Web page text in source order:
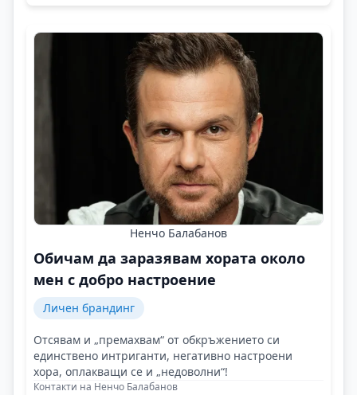
Ненчо Балабанов
Обичам да заразявам хората около
мен с добро настроение
Личен брандинг
Отсявам и „премахвам“ от обкръжението си
единствено интриганти, негативно настроени
хора, оплакващи се и „недоволни“!
Контакти на Ненчо Балабанов